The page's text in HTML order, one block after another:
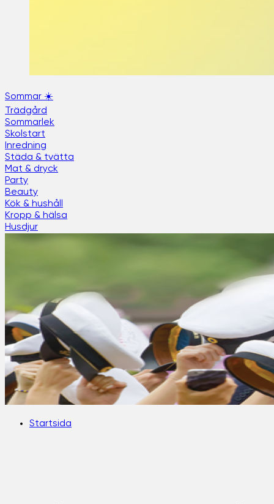
Sommar ☀️
Trädgård
Sommarlek
Skolstart
Inredning
Städa & tvätta
Mat & dryck
Party
Beauty
Kök & hushåll
Kropp & hälsa
Husdjur
Startsida